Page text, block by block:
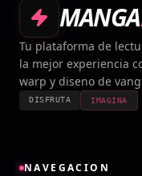
MANGA
Tu plataforma de
la mejor experiencia
warp y diseno de
DISFRUTA IMAGINA
NAVEGACION